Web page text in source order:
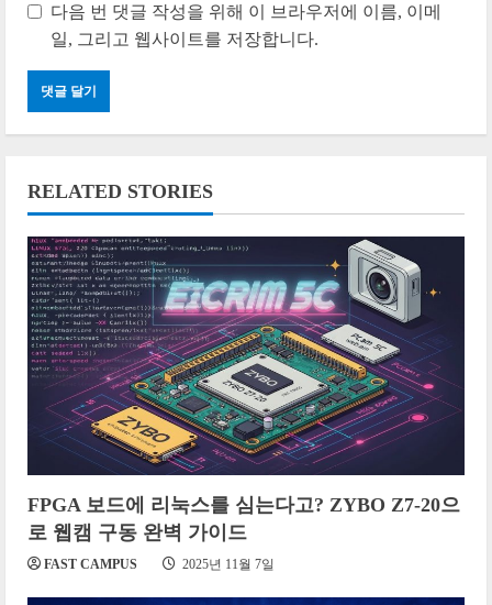
다음 번 댓글 작성을 위해 이 브라우저에 이름, 이메
일, 그리고 웹사이트를 저장합니다.
RELATED STORIES
FPGA 보드에 리눅스를 심는다고? ZYBO Z7-20으
로 웹캠 구동 완벽 가이드
FAST CAMPUS 2025년 11월 7일